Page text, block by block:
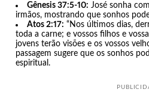
Gênesis 37:5-10: José sonha
irmãos, mostrando que sonhos
Atos 2:17: “Nos últimos dias,
toda a carne; e vossos filhos e
jovens terão visões e os vossos
passagem sugere que os sonhos
espiritual.